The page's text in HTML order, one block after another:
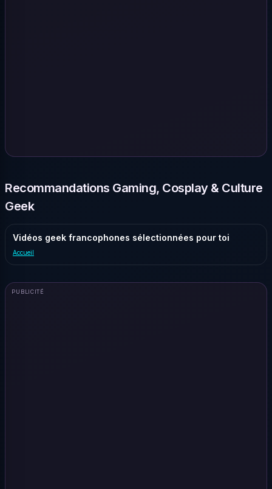
Recommandations Gaming, Cosplay & Culture
Geek
Vidéos geek francophones sélectionnées pour toi
Accueil
PUBLICITÉ